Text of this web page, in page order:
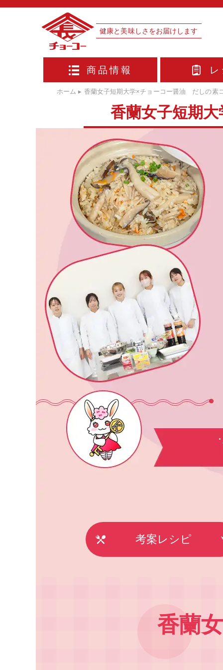
健康と美味しさをお届けします
商品情報
ホーム ▸ 香蘭女子短期大学×チョーコー醤油 だしの素
香蘭女子短期
考案レシピ
香蘭